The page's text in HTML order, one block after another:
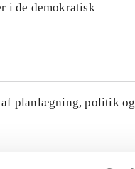
i de demokratisk
af planlægning, politik og